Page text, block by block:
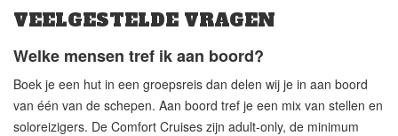
VEELGESTELDE VRAGEN
Welke mensen tref ik aan boord?
Boek je een hut in een groepsreis dan delen wij je in aan boord
van één van de schepen. Aan boord tref je een mix van stellen en
soloreizigers. De Comfort Cruises zijn adult-only, de minimum